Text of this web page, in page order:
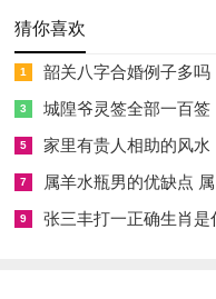
【忌】：开市、交易、入殓
【冲】：冲鼠煞北
【吉神方位】：喜神东北
【当日吉时】：
卯时（05：00-06：59）
猜你喜欢
1 韶关八字合婚例子多吗 韶关八字测风水
3 城隍爷灵签全部一百签 城隍爷灵签解签大全
5 家里有贵人相助的风水 家里有贵人是什么意思
7 属羊水瓶男的优缺点 属羊水瓶座男生性格爱情观
9 张三丰打一正确生肖是什么意思 张三丰是指什么